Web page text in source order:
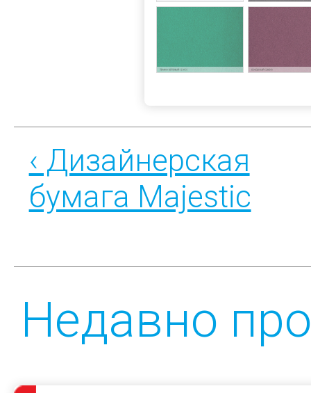
‹ Дизайнерская
бумага Majestic
Недавно